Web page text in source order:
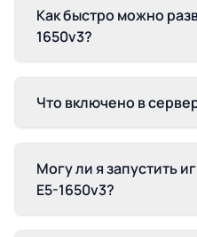
Как быстро можно
1650v3?
Что включено в
Могу ли я запустить
E5-1650v3?